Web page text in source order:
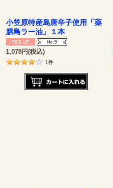
小笠原特産島唐辛子使用「薬
膳島ラー油」１本
1,078円(税込)
1件